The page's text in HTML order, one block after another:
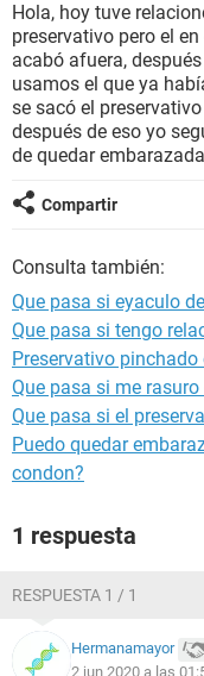
BIENESTAR
SEXUALIDAD
GLOSARIO
Hola, hoy tuve
preservativo pero el
acabó afuera,
usamos el que ya
se sacó el
después de eso yo
de quedar
Compartir
Consulta también:
Que pasa si eyaculo
Que pasa si tengo
Preservativo pinchado
Que pasa si me
Que pasa si el
Puedo quedar
condon?
1 respuesta
RESPUESTA 1 / 1
Hermanamayor
2 jun 2020 a las